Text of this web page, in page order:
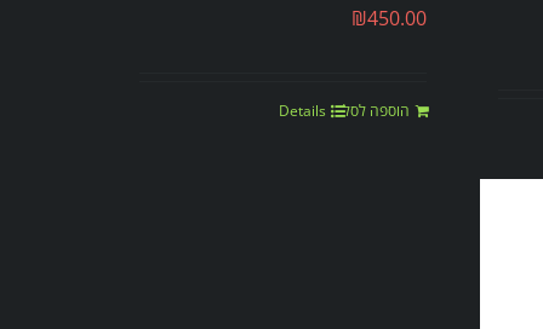
₪450.00
הוספה לסל Details